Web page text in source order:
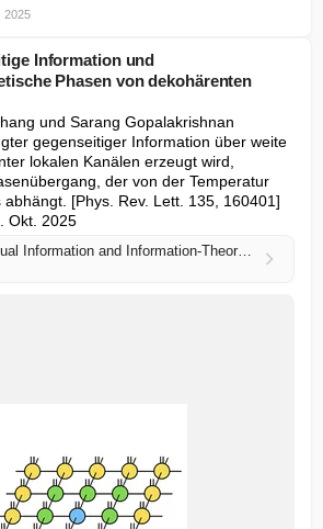
2025
Information und
Phasen von dekohärenten
und Sarang Gopalakrishnan
gegenseitiger Information über weite
lokalen Kanälen erzeugt wird,
der von der Temperatur
[Phys. Rev. Lett. 135, 160401]
Okt. 2025
Conditional Mutual Information and Information-Theoretic Phases of Decohered Gibbs States